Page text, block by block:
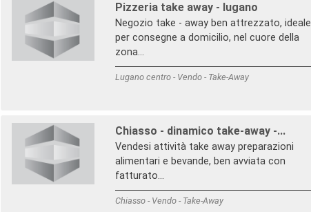
Pizzeria take away - lugano
Negozio take - away ben attrezzato, ideale
per consegne a domicilio, nel cuore della
zona...
Lugano centro - Vendo - Take-Away
Chiasso - dinamico take-away -...
Vendesi attività take away preparazioni
alimentari e bevande, ben avviata con
fatturato...
Chiasso - Vendo - Take-Away